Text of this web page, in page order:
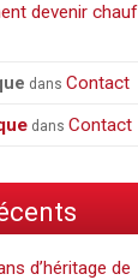
devenir
dansContact
dansContact
d’héritage de